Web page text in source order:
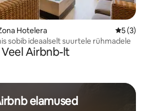
Hotelera
5 (3)
sobib ideaalselt suurtele rühmadele
Veel Airbnb-lt
elamused